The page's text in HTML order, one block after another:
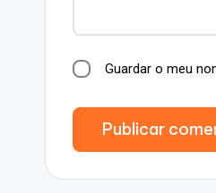
Guardar o meu